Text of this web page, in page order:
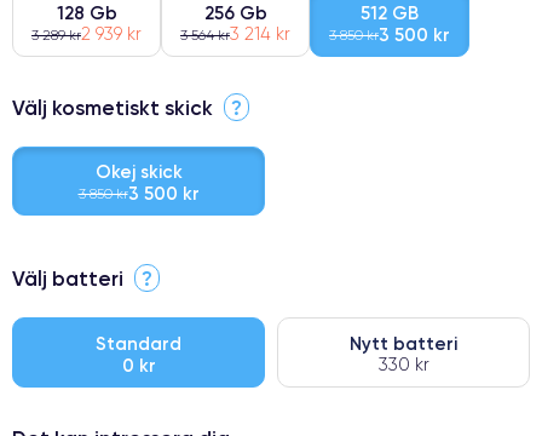
128 Gb
3 289 kr2 939 kr
256 Gb
3 564 kr3 214 kr
512 GB
3 850 kr3 500 kr
Välj kosmetiskt skick ?
Okej skick
3 850 kr3 500 kr
⭐ Premium
● Oklanderlig kvalitetsskärm
● Endast 5% av våra telefoner har premiumklassning
Välj batteri ?
Standard
0 kr
Nytt batteri
330 kr